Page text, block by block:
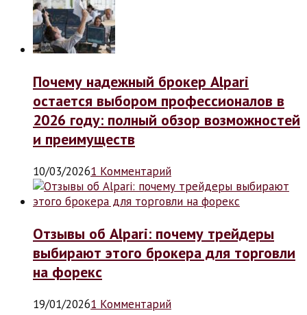
Почему надежный брокер Alpari
остается выбором профессионалов в
2026 году: полный обзор возможностей
и преимуществ
10/03/20261 Комментарий
Отзывы об Alpari: почему трейдеры
выбирают этого брокера для торговли
на форекс
19/01/20261 Комментарий